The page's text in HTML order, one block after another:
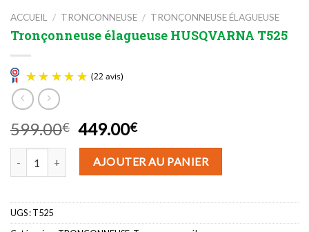
ACCUEIL / TRONCONNEUSE / TRONÇONNEUSE ÉLAGUEUSE
Tronçonneuse élagueuse HUSQVARNA T525
599.00€ Le
prix
initial
était :
449.00€Le
prix
actuel
est :
AJOUTER AU PANIER
UGS :T525